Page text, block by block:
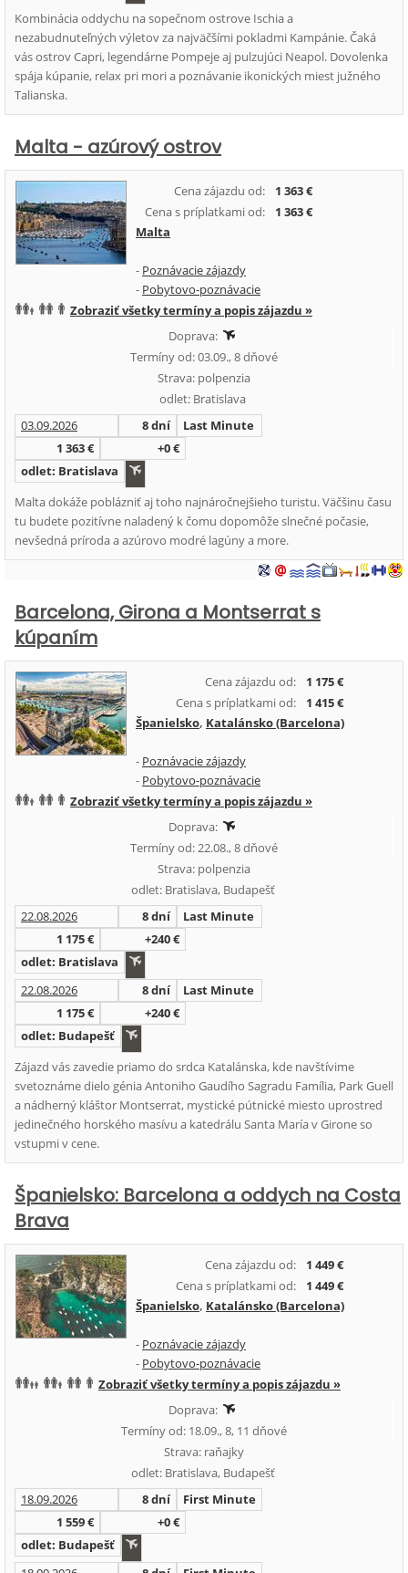
Kombinácia oddychu na sopečnom ostrove Ischia a
nezabudnuteľných výletov za najväčšími pokladmi Kampánie. Čaká
vás ostrov Capri, legendárne Pompeje aj pulzujúci Neapol. Dovolenka
spája kúpanie, relax pri mori a poznávanie ikonických miest južného
Talianska.
Malta - azúrový ostrov
Cena zájazdu od:
1 363 €
Cena s príplatkami od:
1 363 €
Malta
- Poznávacie zájazdy
- Pobytovo-poznávacie
Zobraziť všetky termíny a popis zájazdu »
Doprava:
Termíny od: 03.09., 8 dňové
Strava: polpenzia
odlet: Bratislava
03.09.2026
8 dní
Last Minute
1 363 €
+0 €
odlet: Bratislava
Malta dokáže poblázniť aj toho najnáročnejšieho turistu. Väčšinu času
tu budete pozitívne naladený k čomu dopomôže slnečné počasie,
nevšedná príroda a azúrovo modré lagúny a more.
Barcelona, Girona a Montserrat s
kúpaním
Cena zájazdu od:
1 175 €
Cena s príplatkami od:
1 415 €
Španielsko, Katalánsko (Barcelona)
- Poznávacie zájazdy
- Pobytovo-poznávacie
Zobraziť všetky termíny a popis zájazdu »
Doprava:
Termíny od: 22.08., 8 dňové
Strava: polpenzia
odlet: Bratislava, Budapešť
22.08.2026
8 dní
Last Minute
1 175 €
+240 €
odlet: Bratislava
22.08.2026
8 dní
Last Minute
1 175 €
+240 €
odlet: Budapešť
Zájazd vás zavedie priamo do srdca Katalánska, kde navštívime
svetoznáme dielo génia Antoniho Gaudího Sagradu Família, Park Guell
a nádherný kláštor Montserrat, mystické pútnické miesto uprostred
jedinečného horského masívu a katedrálu Santa María v Girone so
vstupmi v cene.
Španielsko: Barcelona a oddych na Costa
Brava
Cena zájazdu od:
1 449 €
Cena s príplatkami od:
1 449 €
Španielsko, Katalánsko (Barcelona)
- Poznávacie zájazdy
- Pobytovo-poznávacie
Zobraziť všetky termíny a popis zájazdu »
Doprava:
Termíny od: 18.09., 8, 11 dňové
Strava: raňajky
odlet: Bratislava, Budapešť
18.09.2026
8 dní
First Minute
1 559 €
+0 €
odlet: Budapešť